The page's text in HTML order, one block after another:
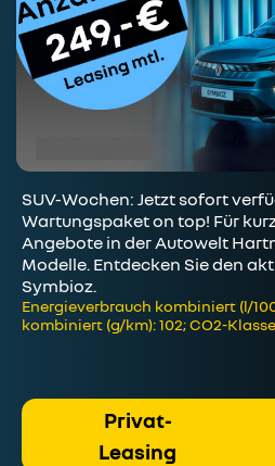
SUV-Wochen: Jetzt sofort
Wartungspaket on top! Für
Angebote in der Autowelt
Modelle. Entdecken Sie den
Symbioz.
Energieverbrauch kombiniert (l/
kombiniert (g/km): 102; CO2-
Privat-
Leasing